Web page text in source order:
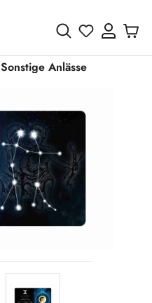
Du hast 0
Sonstige Anlässe